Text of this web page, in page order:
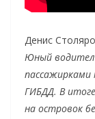
Денис
Юный
ГИБДД. В
на островок